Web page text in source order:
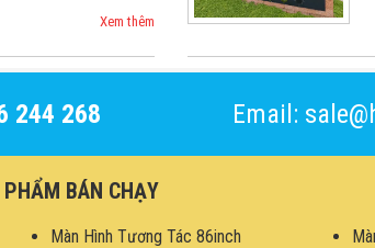
Xem thêm
244 268 Email:
PHẨM BÁN CHẠY
Màn Hình Tương Tác 86inch